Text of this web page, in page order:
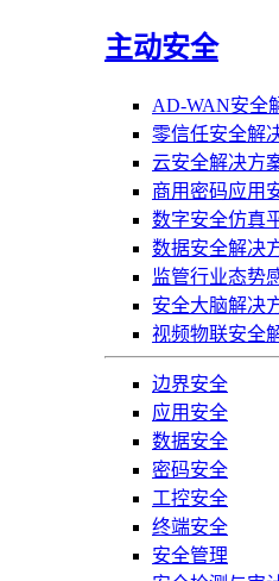
主动安全
AD-WAN安全
零信任安全解
云安全解决方
商用密码应用
数字安全仿真
数据安全解决
监管行业态势
安全大脑解决
视频物联安全
边界安全
应用安全
数据安全
密码安全
工控安全
终端安全
安全管理